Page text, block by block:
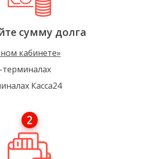
сумму долга
кабинете»
терминалах
Касса24
2